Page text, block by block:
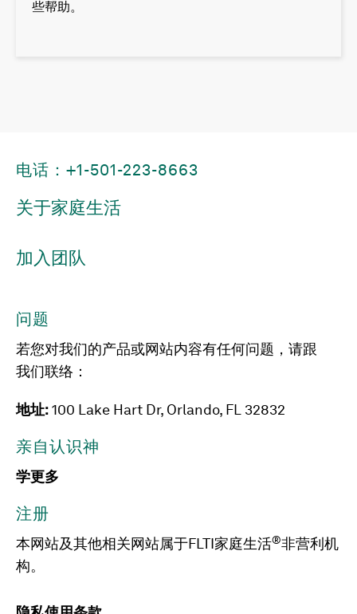
些帮助。
电话：+1-501-223-8663
关于家庭生活
加入团队
问题
若您对我们的产品或网站内容有任何问题，请跟
我们联络：
地址:100 Lake Hart Dr, Orlando, FL 32832
亲自认识神
学更多
注册
本网站及其他相关网站属于FLTI家庭生活®非营利机
构。